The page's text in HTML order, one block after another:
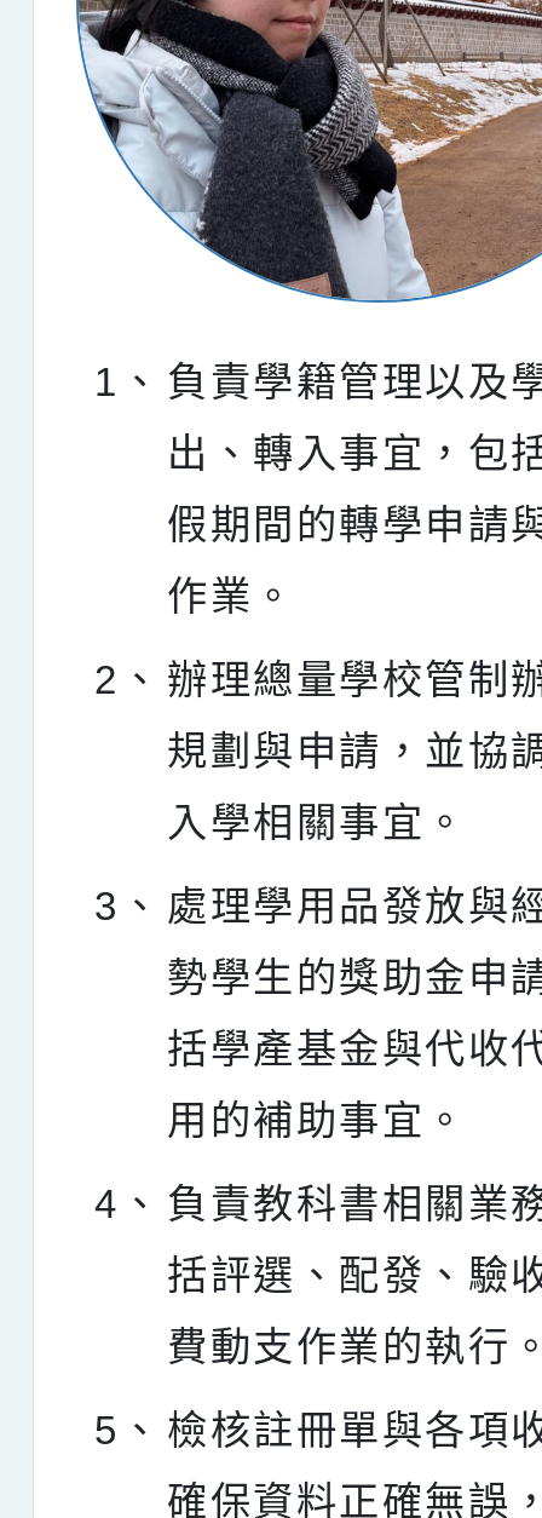
1、 負責學籍管理以及
出、轉入事宜，包
假期間的轉學申請
作業。
2、 辦理總量學校管制
規劃與申請，並協
入學相關事宜。
3、 處理學用品發放與
勢學生的獎助金申
括學產基金與代收
用的補助事宜。
4、 負責教科書相關業
括評選、配發、驗
費動支作業的執行
5、 檢核註冊單與各項
確保資料正確無誤